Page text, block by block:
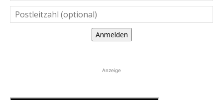
Anmelden
Anzeige